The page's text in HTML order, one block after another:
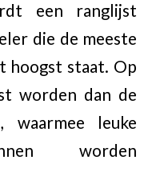
een ranglijst
die de meeste
hoogst staat. Op
worden dan de
waarmee leuke
worden